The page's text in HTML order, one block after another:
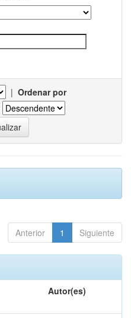
| Ordenar por
Anterior 1 Siguiente
Autor(es)